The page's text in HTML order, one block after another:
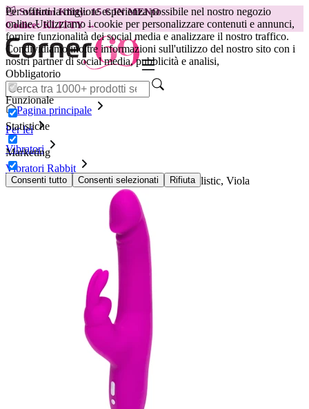
Per offrirti la migliore esperienza possibile nel nostro negozio
online.Utilizziamo i cookie per personalizzare contenuti e annunci,
fornire funzionalità dei social media e analizzare il nostro traffico.
Condividiamo inoltre informazioni sull'utilizzo del nostro sito con i
nostri partner di social media, pubblicità e analisi,
Obbligatorio
Funzionale
Statistiche
Marketing
Consenti tutto Consenti selezionati Rifiuta
😽Svakom Klitty: 15 € IN MENO
Codice: KLITTY →
Pagina principale
Per lei
Vibratori
Vibratori Rabbit
Vibratore Rabbit Happy Rabbit Slimline Realistic, Viola